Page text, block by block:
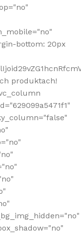
bottom: 20px
produktach!